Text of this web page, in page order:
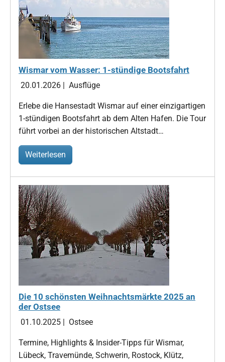
Wismar vom Wasser: 1-stündige Bootsfahrt
20.01.2026 | Ausflüge
Erlebe die Hansestadt Wismar auf einer einzigartigen
1-stündigen Bootsfahrt ab dem Alten Hafen. Die Tour
führt vorbei an der historischen Altstadt…
Weiterlesen
Die 10 schönsten Weihnachtsmärkte 2025 an
der Ostsee
01.10.2025 | Ostsee
Termine, Highlights & Insider-Tipps für Wismar,
Lübeck, Travemünde, Schwerin, Rostock, Klütz,